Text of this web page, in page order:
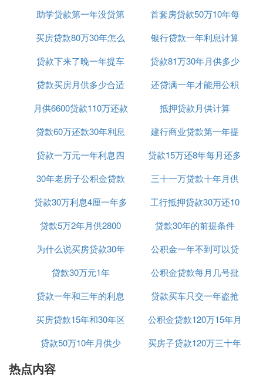
贷款20万一年利息多少
请您关注“中国银行微银行”微信公众号，选择下方菜
单中“微金融-功能大厅-金融工具和信息查询-贷款计
以上内容供您参考，业务规定请以实际为准。
如有疑问，欢迎咨询中国银行在线客服。
诚邀您下载使用中国银行手机银行APP或中银跨境G
O APP办理相关业务。
⑵ 20万贷款一年利息多少
以9厘的利息为例：贷款20万 借一年利息是1800元。
根据题意，借贷本金为20万，即200000元，9厘的利
息，即年利率=0.9%，根据公式，年利息=本金*年利
代入题中数据，列式可得：年利息=200000*0.9%=1
网贷欠20万自救方法
1、申请协商延期或再分期
网贷欠20万已成事实，自己能做的就是主动找贷款机
构协商，表达自己积极还款的态度，说明暂无偿还能
力的现状，需要申请延期或再分期，协商一个双方都
能接受的方案，就能减轻还款压力。
利率
助学贷款第一年没贷第
二年贷麻烦吗
首套房贷款50万10年每
月还多少钱
买房贷款80万30年怎么
计算公式
银行贷款一年利息计算
贷款下来了晚一年提车
可以吗
贷款81万30年月供多少
贷款买房月供多少合适
吗
还贷满一年才能用公积
金贷款吗
月供6600贷款110万还款
25年
抵押贷款月供计算
贷款60万还款30年利息
共计多少
建行商业贷款第一年提
前还款
贷款一万元一年利息四
百五
贷款15万还8年每月还多
少
30年老房子公积金贷款
期限
三十一万贷款十年月供
多少钱
贷款30万利息4厘一年多
少钱
工行抵押贷款30万还10
年
贷款5万2年月供2800
贷款30年的前提条件
为什么说买房贷款30年
好
公积金一年不到可以贷
款吗
贷款30万元1年
公积金贷款每月几号批
贷款一年和三年的利息
是多少钱
贷款买车只交一年盗抢
险可以吗
买房贷款15年和30年区
别
公积金贷款120万15年月
供多少钱
贷款50万10年月供少
买房子贷款120万三十年
热点内容